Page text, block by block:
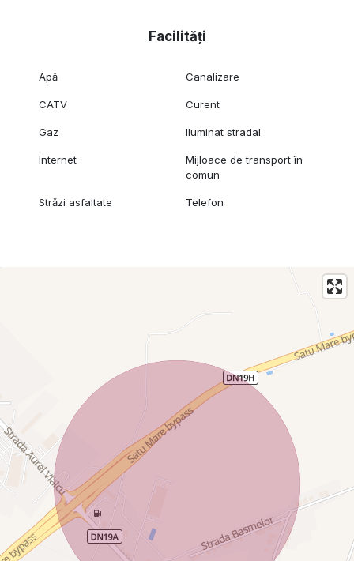
Facilități
Apă Canalizare
CATV Curent
Gaz Iluminat stradal
Internet
Mijloace de transport în
comun
Străzi asfaltate Telefon